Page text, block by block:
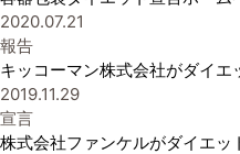
2020.07.21
報告
キッコーマン株式会社がダイエ
2019.11.29
宣言
株式会社ファンケルがダイエッ